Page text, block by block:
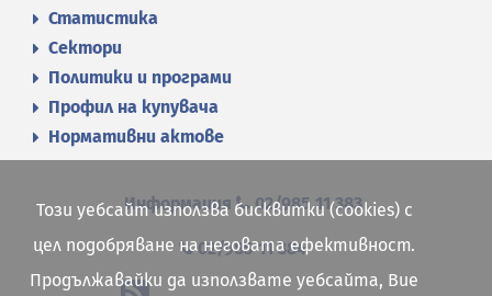
Статистика
Сектори
Политики и програми
Профил на купувача
Нормативни актове
Информация 02/985 11 383
02/985 11 384
Този уебсайт използва бисквитки (cookies) с
цел подобряване на неговата ефективност.
Продължавайки да използвате уебсайта, Вие